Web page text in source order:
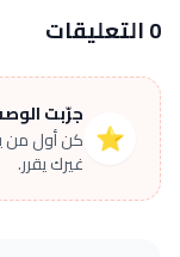
0 التعليقات
⭐
جرّبت
كن أول من
غيرك يقرر.